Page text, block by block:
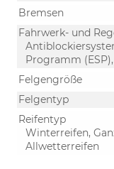
Bremsen
Fahrwerk- und
Programm
Felgengröße
Felgentyp
Reifentyp
Winterreifen,
Allwetterreifen